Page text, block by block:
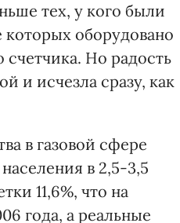
тех, у кого были
которых оборудовано
счетчика. Но радость
и исчезла сразу, как
в газовой сфере
в 2,5-3,5
11,6%, что на
года, а реальные